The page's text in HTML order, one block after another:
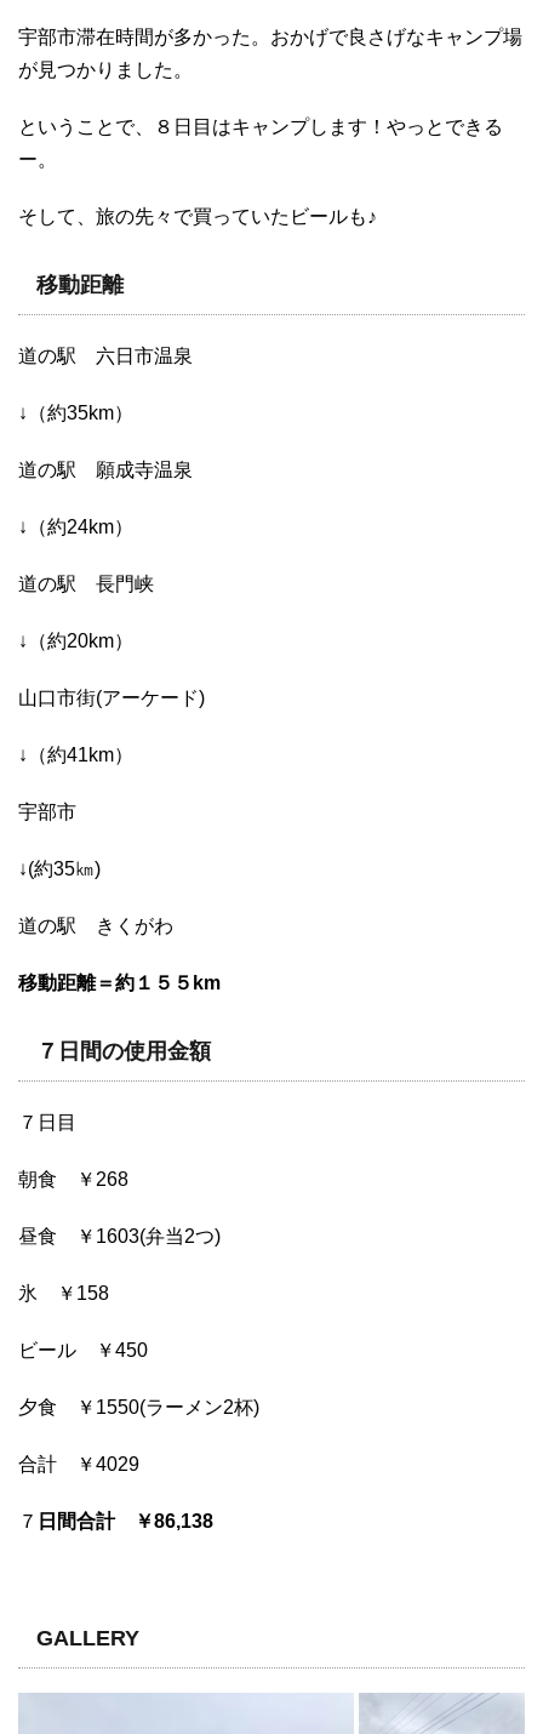
宇部市滞在時間が多かった。おかげで良さげなキャンプ場
が見つかりました。
ということで、８日目はキャンプします！やっとできる
ー。
そして、旅の先々で買っていたビールも♪
移動距離
道の駅 六日市温泉
↓（約35km）
道の駅 願成寺温泉
↓（約24km）
道の駅 長門峡
↓（約20km）
山口市街(アーケード)
↓（約41km）
宇部市
↓(約35㎞)
道の駅 きくがわ
移動距離＝約１５５km
７日間の使用金額
７日目
朝食 ￥268
昼食 ￥1603(弁当2つ)
氷 ￥158
ビール ￥450
夕食 ￥1550(ラーメン2杯)
合計 ￥4029
７ 日間合計 ￥86,138
GALLERY